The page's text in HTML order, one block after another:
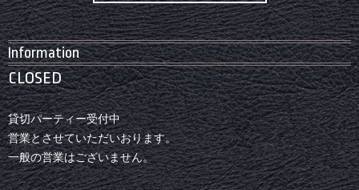
Information
CLOSED
貸切パーティー受付中
営業とさせていただいおります。
一般の営業はございません。